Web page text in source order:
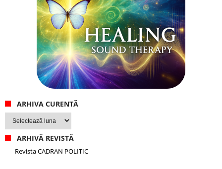
ARHIVA CURENTĂ
Arhiva
curentă
ARHIVĂ REVISTĂ
Revista CADRAN POLITIC